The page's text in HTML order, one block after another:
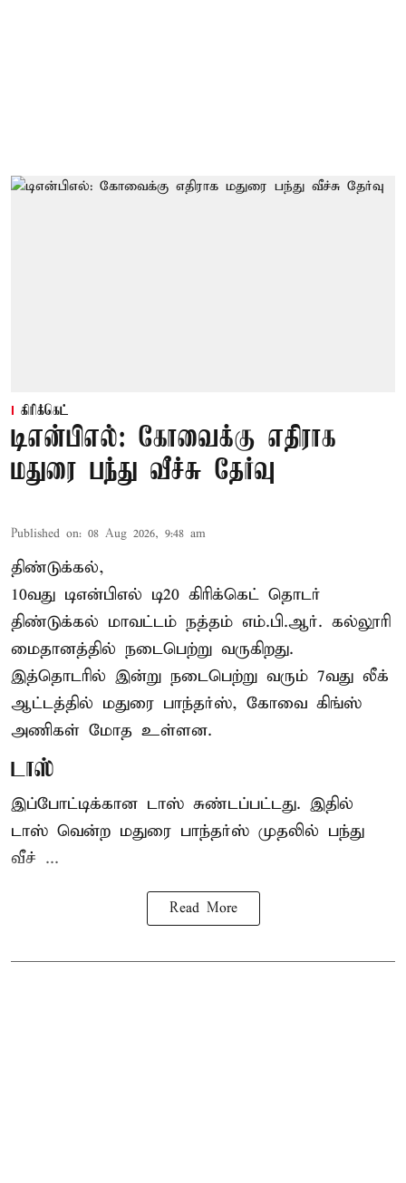
கிரிக்கெட்
டிஎன்பிஎல்: கோவைக்கு எதிராக
மதுரை பந்து வீச்சு தேர்வு
Published on: 08 Aug 2026, 9:48 am
திண்டுக்கல்,
10வது டிஎன்பிஎல் டி20 கிரிக்கெட் தொடர்
திண்டுக்கல் மாவட்டம் நத்தம் எம்.பி.ஆர். கல்லூரி
மைதானத்தில் நடைபெற்று வருகிறது.
இத்தொடரில் இன்று நடைபெற்று வரும் 7வது லீக்
ஆட்டத்தில் மதுரை பாந்தர்ஸ், கோவை கிங்ஸ்
அணிகள் மோத உள்ளன.
டாஸ்
இப்போட்டிக்கான டாஸ் சுண்டப்பட்டது. இதில்
டாஸ் வென்ற மதுரை பாந்தர்ஸ் முதலில் பந்து
வீச் ...
Read More